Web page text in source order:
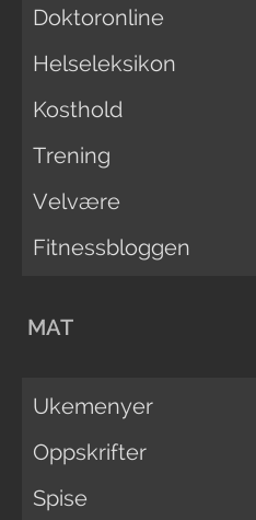
Doktoronline
Helseleksikon
Kosthold
Trening
Velvære
Fitnessbloggen
MAT
Ukemenyer
Oppskrifter
Spise